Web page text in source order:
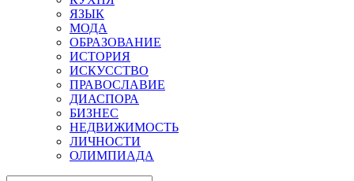
ЯЗЫК
МОДА
ОБРАЗОВАНИЕ
ИСТОРИЯ
ИСКУССТВО
ПРАВОСЛАВИЕ
ДИАСПОРА
БИЗНЕС
НЕДВИЖИМОСТЬ
ЛИЧНОСТИ
ОЛИМПИАДА